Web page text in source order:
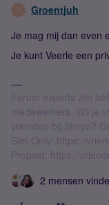
G Groentjuh
Je mag mij dan even
Je kunt Veerle een
Forum experts zijn
medewerkers. Wil je
vrienden bij Simyo?
Sim-Only: https://
Prepaid: https://
2 mensen